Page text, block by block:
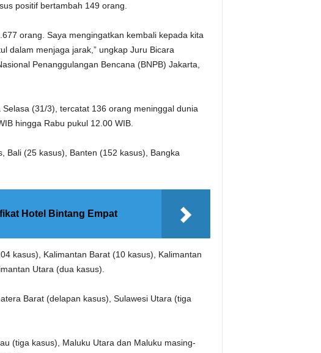
positif bertambah 149 orang.
orang. Saya mengingatkan kembali kepada kita
dalam menjaga jarak,” ungkap Juru Bicara
Penanggulangan Bencana (BNPB) Jakarta,
(31/3), tercatat 136 orang meninggal dunia
hingga Rabu pukul 12.00 WIB.
Bali (25 kasus), Banten (152 kasus), Bangka
Hotel Bintang Empat
kasus), Kalimantan Barat (10 kasus), Kalimantan
Utara (dua kasus).
Barat (delapan kasus), Sulawesi Utara (tiga
(tiga kasus), Maluku Utara dan Maluku masing-